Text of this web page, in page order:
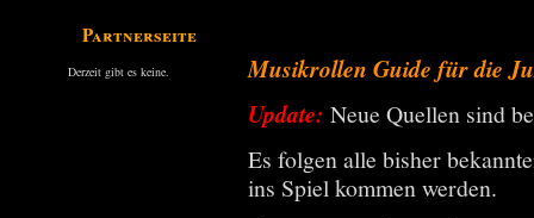
Partnerseiten
Derzeit gibt es keine.
Musikrollen Guide für die
Update: Neue Quellen sind
Es folgen alle bisher
ins Spiel kommen werden.